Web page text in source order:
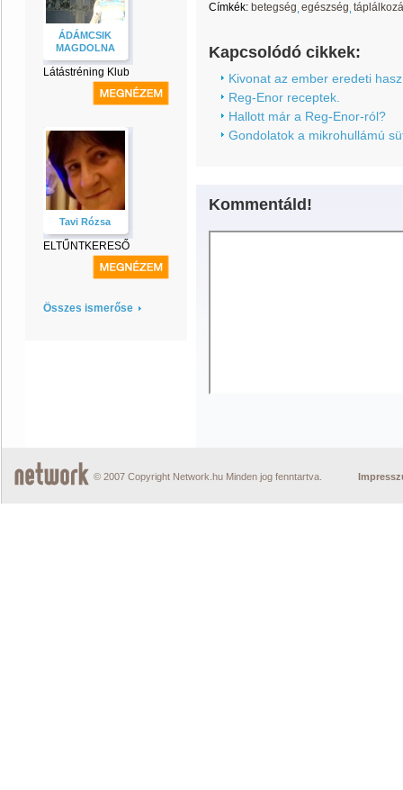
ÁDÁMCSIK
MAGDOLNA
Látástréning Klub
Tavi Rózsa
ELTŰNTKERESŐ
Összes ismerőse
Címkék: betegség egészség
Kapcsolódó cikkek:
Kivonat az ember eredeti
Reg-Enor receptek.
Hallott már a Reg-Enor-ról?
Gondolatok a mikrohullámú
Kommentáld!
© 2007 Copyright Network.hu Minden jog fenntartva.